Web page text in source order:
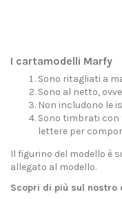
I cartamodelli Marfy
Sono ritagliati a
Sono al netto,
Non includono le
Sono timbrati con
lettere per
Il figurino del modello è
allegato al modello.
Scopri di più sul nostro